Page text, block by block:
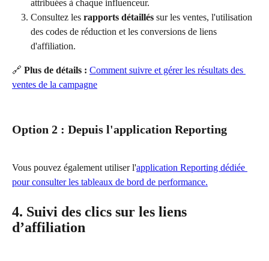
attribuées à chaque influenceur.
Consultez les rapports détaillés sur les ventes, l'utilisation
des codes de réduction et les conversions de liens
d'affiliation.
🔗 Plus de détails : Comment suivre et gérer les résultats des
ventes de la campagne
Option 2 : Depuis l'application Reporting
Vous pouvez également utiliser l'application Reporting dédiée
pour consulter les tableaux de bord de performance.
4. Suivi des clics sur les liens
d’affiliation